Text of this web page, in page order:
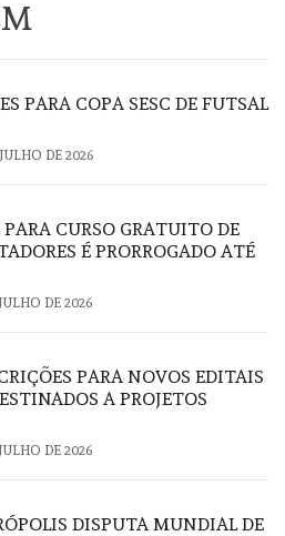
PARA COPA SESC DE FUTSAL
DE 2026
CURSO GRATUITO DE
É PRORROGADO ATÉ
DE 2026
PARA NOVOS EDITAIS
A PROJETOS
DE 2026
DISPUTA MUNDIAL DE